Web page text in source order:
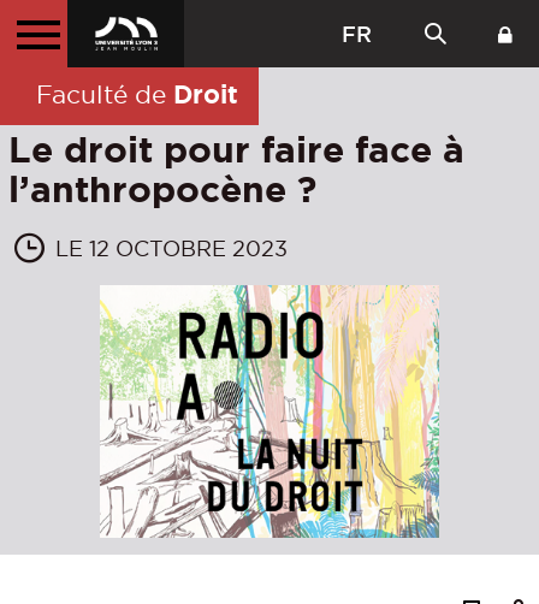
FR
Faculté de Droit
Le droit pour faire face à
l’anthropocène ?
LE 12 OCTOBRE 2023